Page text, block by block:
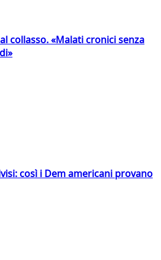
collasso. «Malati cronici senza
così i Dem americani provano